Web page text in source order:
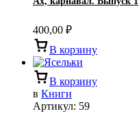
400,00 ₽
В корзину
В корзину
в Книги
Артикул: 59